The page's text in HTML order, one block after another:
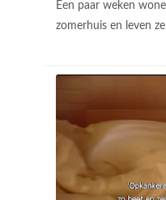
Een paar weken
zomerhuis en leven